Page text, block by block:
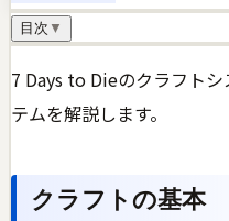
目次 ▼
7 Days to Dieのクラフト
テムを解説します。
クラフトの基本